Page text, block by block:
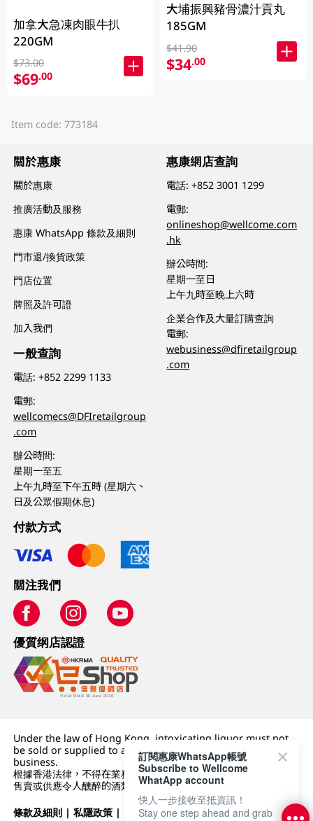
加拿大急凍肉眼牛扒
220GM
$73.00
$69.00
大埔振興豬骨濃汁貢丸
185GM
$41.90
$34.00
Item code: 773184
關於惠康
關於惠康
推廣活動及服務
惠康 WhatsApp 條款及細則
門市退/換貨政策
門店位置
牌照及許可證
加入我們
一般查詢
電話:+852 2299 1133
電郵:
wellcomecs@DFIretailgroup
.com
辦公時間:
星期一至五
上午九時至下午五時 (星期六、
日及公眾假期休息)
惠康網店查詢
電話:+852 3001 1299
電郵:
onlineshop@wellcome.com
.hk
辦公時間:
星期一至日
上午九時至晚上六時
企業合作及大量訂購查詢
電郵:
webusiness@dfiretailgroup
.com
付款方式
關注我們
優質纲店認證
Under the law of Hong Kong, intoxicating liquor must not
be sold or supplied to a minor (under 18) in the course of
business.
根據香港法律，不得在業務過程中，向未成年人 (18 歲以下人士)
售賣或供應令人醺醉的酒類。
條款及細則 |私隱政策 | DFI零售集團
訂閱惠康WhatsApp帳號
Subscribe to Wellcome
WhatApp account
快人一步接收至抵資訊！
Stay one step ahead and grab